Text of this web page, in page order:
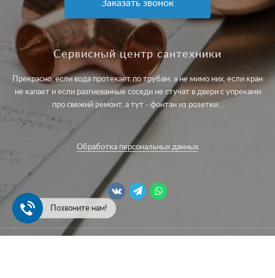
Заказать звонок
Сервисный центр сантехники
Прекрасно, если вода протекает по трубам, а не мимо них, если кран
не капает и если разгневанные соседи не стучат в двери с упреками
про свежий ремонт, а тут - фонтан из розетки...
Обработка персональных данных
Позвоните нам!